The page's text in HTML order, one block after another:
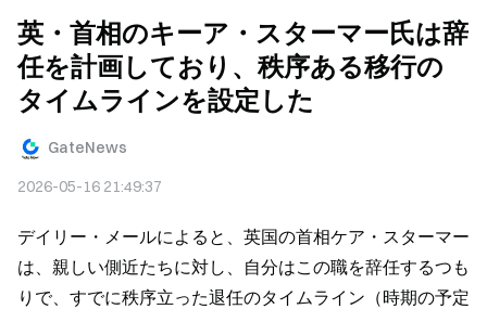
英・首相のキーア・スターマー氏は辞
任を計画しており、秩序ある移行の
タイムラインを設定した
GateNews
2026-05-16 21:49:37
デイリー・メールによると、英国の首相ケア・スターマー
は、親しい側近たちに対し、自分はこの職を辞任するつも
りで、すでに秩序立った退任のタイムライン（時期の予定